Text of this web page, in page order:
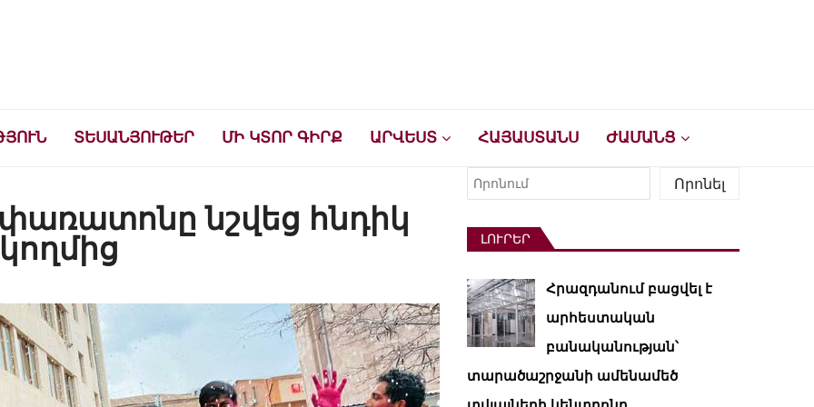
ՏԵՍԱՆՅՈՒԹԵՐ ՄԻ ԿՏՈՐ ԳԻՐՔ ԱՐՎԵՍՏ ՀԱՅԱՍՏԱՆՍ ԺԱՄԱՆՑ
փառատոնը նշվեց հնդիկ
Որոնել
Որոնել
ԼՈՒՐԵՐ
Հրազդանում բացվել է
արհեստական ​​
բանականության՝
տարածաշրջանի ամենամեծ